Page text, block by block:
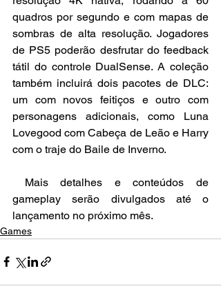
quadros por segundo e com mapas de
sombras de alta resolução. Jogadores
de PS5 poderão desfrutar do feedback
tátil do controle DualSense. A coleção
também incluirá dois pacotes de DLC:
um com novos feitiços e outro com
personagens adicionais, como Luna
Lovegood com Cabeça de Leão e Harry
com o traje do Baile de Inverno.
gameplay serão divulgados até o
lançamento no próximo mês.
Games